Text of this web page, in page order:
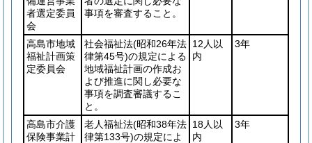
者選定委員
会
事項を審査すること。
高島市地域
福祉計画策
定委員会
社会福祉法(昭和26年法
律第45号)の規定による
地域福祉計画の作成お
よび推進に関し必要な
事項を調査審議するこ
と。
12人以
内
3年
高島市介護
保険事業計
老人福祉法(昭和38年法
律第133号)の規定によ
18人以
内
3年